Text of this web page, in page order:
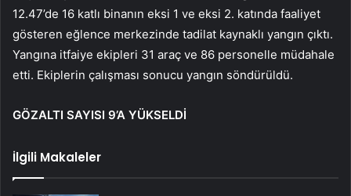
12.47’de 16 katlı binanın eksi 1 ve eksi 2. katında faaliyet
gösteren eğlence merkezinde tadilat kaynaklı yangın çıktı.
Yangına itfaiye ekipleri 31 araç ve 86 personelle müdahale
etti. Ekiplerin çalışması sonucu yangın söndürüldü.
GÖZALTI SAYISI 9’A YÜKSELDİ
İlgili Makaleler